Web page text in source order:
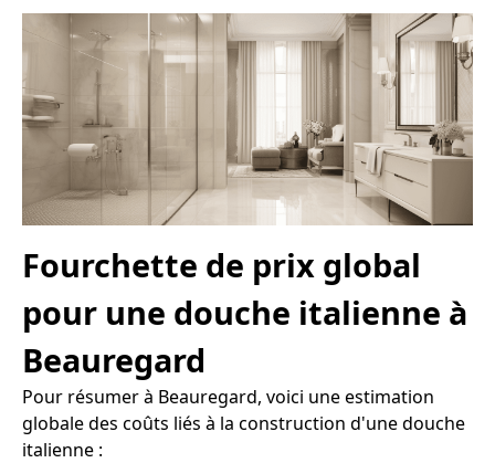
Fourchette de prix global
pour une douche italienne à
Beauregard
Pour résumer à Beauregard, voici une estimation
globale des coûts liés à la construction d'une douche
italienne :